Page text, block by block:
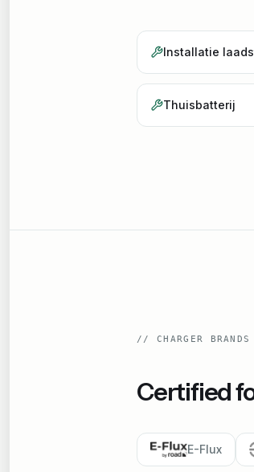
Installatie
Thuisbatterij
// CHARGER BRANDS
Certified
E-Flux